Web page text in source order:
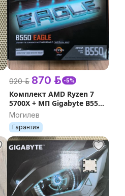
920 р. 870 р. -5%
Комплект AMD Ryzen 7
5700X + МП Gigabyte B550
Eagle
Могилев
Гарантия